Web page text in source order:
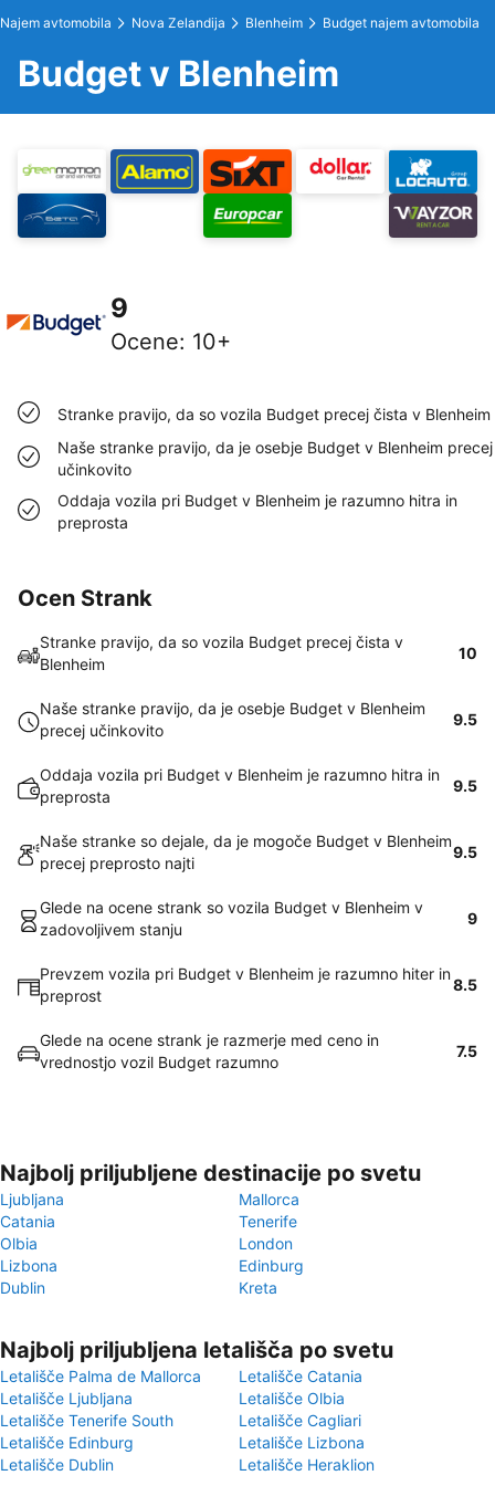
Najem avtomobila Nova Zelandija Blenheim Budget najem avtomobila
Budget v Blenheim
9
Ocene: 10+
Stranke pravijo, da so vozila Budget precej čista v Blenheim
Naše stranke pravijo, da je osebje Budget v Blenheim precej
učinkovito
Oddaja vozila pri Budget v Blenheim je razumno hitra in
preprosta
Ocen Strank
Stranke pravijo, da so vozila Budget precej čista v
Blenheim
10
Naše stranke pravijo, da je osebje Budget v Blenheim
precej učinkovito
9.5
Oddaja vozila pri Budget v Blenheim je razumno hitra in
preprosta
9.5
Naše stranke so dejale, da je mogoče Budget v Blenheim
precej preprosto najti
9.5
Glede na ocene strank so vozila Budget v Blenheim v
zadovoljivem stanju
9
Prevzem vozila pri Budget v Blenheim je razumno hiter in
preprost
8.5
Glede na ocene strank je razmerje med ceno in
vrednostjo vozil Budget razumno
7.5
Najbolj priljubljene destinacije po svetu
Ljubljana
Mallorca
Catania
Tenerife
Olbia
London
Lizbona
Edinburg
Dublin
Kreta
Najbolj priljubljena letališča po svetu
Letališče Palma de Mallorca
Letališče Catania
Letališče Ljubljana
Letališče Olbia
Letališče Tenerife South
Letališče Cagliari
Letališče Edinburg
Letališče Lizbona
Letališče Dublin
Letališče Heraklion